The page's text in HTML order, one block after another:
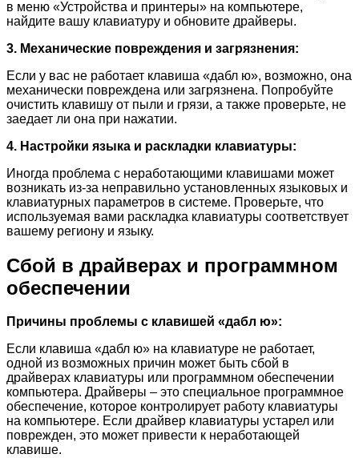
в меню «Устройства и принтеры» на компьютере,
найдите вашу клавиатуру и обновите драйверы.
3. Механические повреждения и загрязнения:
Если у вас не работает клавиша «дабл ю», возможно, она
механически повреждена или загрязнена. Попробуйте
очистить клавишу от пыли и грязи, а также проверьте, не
заедает ли она при нажатии.
4. Настройки языка и раскладки клавиатуры:
Иногда проблема с неработающими клавишами может
возникать из-за неправильно установленных языковых и
клавиатурных параметров в системе. Проверьте, что
используемая вами раскладка клавиатуры соответствует
вашему региону и языку.
Сбой в драйверах и программном
обеспечении
Причины проблемы с клавишей «дабл ю»:
Если клавиша «дабл ю» на клавиатуре не работает,
одной из возможных причин может быть сбой в
драйверах клавиатуры или программном обеспечении
компьютера. Драйверы – это специальное программное
обеспечение, которое контролирует работу клавиатуры
на компьютере. Если драйвер клавиатуры устарел или
поврежден, это может привести к неработающей
клавише.